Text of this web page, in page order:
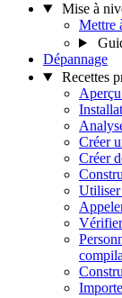
Mise à
Mettre
Dépannage
Recettes
Aperçu
Créer
Créer